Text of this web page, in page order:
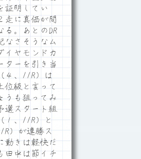
証明してい
走に真価が問
る。あとのDR
なさそうなム
イヤモンドカ
ターを引き当
４、11R）は
位級と言って
うも狙ってみ
選スタート組
、11R）と
）が連勝ス
動きは軽快だ
田中は節イチ